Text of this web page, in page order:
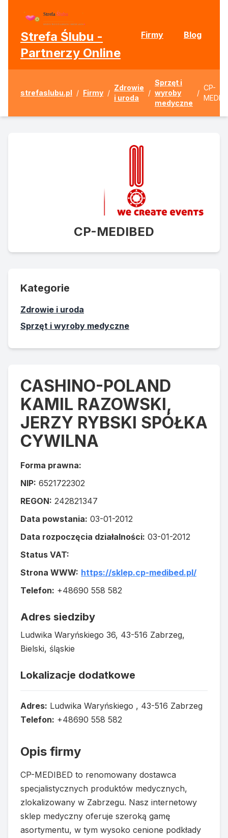
Strefa Ślubu -
Partnerzy Online
Firmy Blog
strefaslubu.pl / Firmy /
Zdrowie
i uroda
/
Sprzęt i
wyroby
medyczne
/
CP-
CP-MEDIBED
Kategorie
Zdrowie i uroda
Sprzęt i wyroby medyczne
CASHINO-POLAND
KAMIL RAZOWSKI,
JERZY RYBSKI SPÓŁKA
CYWILNA
Forma prawna:
NIP: 6521722302
REGON: 242821347
Data powstania: 03-01-2012
Data rozpoczęcia działalności: 03-01-2012
Status VAT:
Strona WWW: https://sklep.cp-medibed.pl/
Telefon: +48690 558 582
Adres siedziby
Ludwika Waryńskiego 36, 43-516 Zabrzeg,
Bielski, śląskie
Lokalizacje dodatkowe
Adres: Ludwika Waryńskiego , 43-516 Zabrzeg
Telefon: +48690 558 582
Opis firmy
CP-MEDIBED to renomowany dostawca
specjalistycznych produktów medycznych,
zlokalizowany w Zabrzegu. Nasz internetowy
sklep medyczny oferuje szeroką gamę
asortymentu, w tym wysoko cenione podkłady